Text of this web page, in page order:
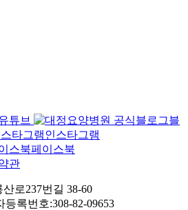
튜브
블
인스타그램
페이스북
관
로237번길 38-60
록번호:308-82-09653